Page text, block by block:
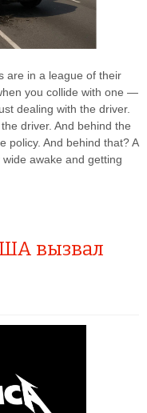
are in a league of their
you collide with one —
dealing with the driver.
driver. And behind the
policy. And behind that? A
awake and getting
вызвал